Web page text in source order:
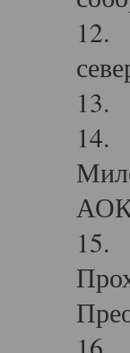
12.
13.
14.
15.